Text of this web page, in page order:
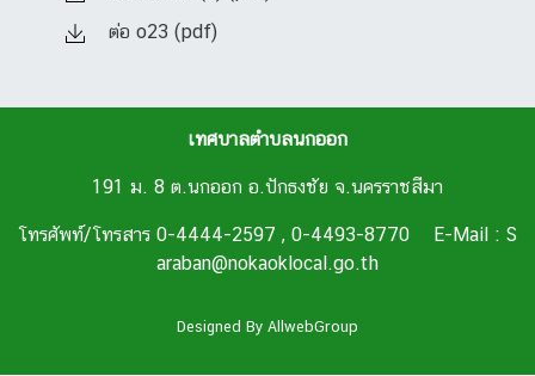
ต่อ o23 (pdf)
เทศบาลตำบลนกออก
191 ม. 8 ต.นกออก อ.ปักธงชัย จ.นครราชสีมา
โทรศัพท์/โทรสาร 0-4444-2597 , 0-4493-8770 E-Mail : S
araban@nokaoklocal.go.th
Designed By AllwebGroup